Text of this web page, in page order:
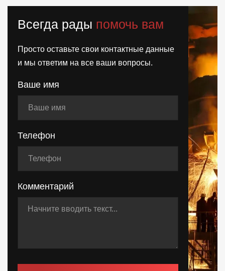
Всегда рады помочь вам
Просто оставьте свои контактные данные
и мы ответим на все ваши вопросы.
Ваше имя
Телефон
Комментарий